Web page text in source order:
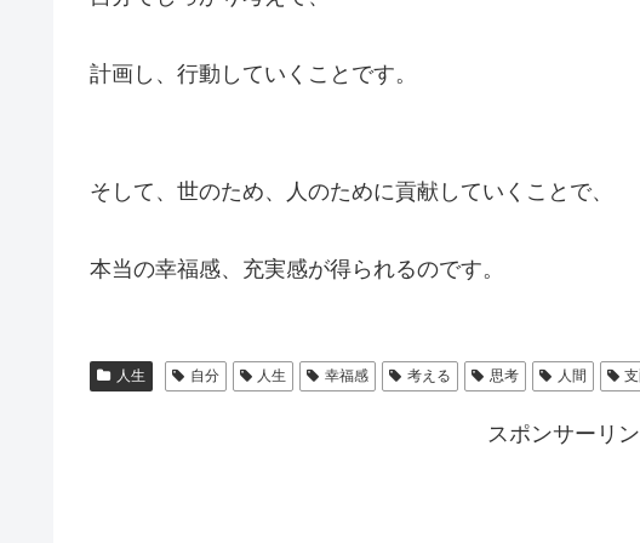
計画し、行動していくことです。
そして、世のため、人のために貢献していくことで、
本当の幸福感、充実感が得られるのです。
人生 自分 人生 幸福感 考える 思考 人間
スポンサーリ